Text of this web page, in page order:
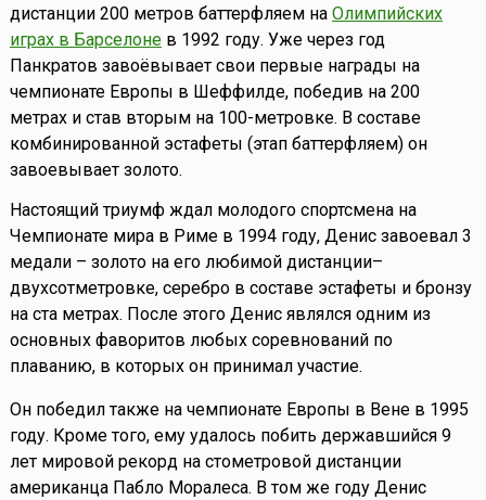
дистанции 200 метров баттерфляем на Олимпийских
играх в Барселонев 1992 году. Уже через год
Панкратов завоёвывает свои первые награды на
чемпионате Европы в Шеффилде, победив на 200
метрах и став вторым на 100-метровке. В составе
комбинированной эстафеты (этап баттерфляем) он
завоевывает золото.
Настоящий триумф ждал молодого спортсмена на
Чемпионате мира в Риме в 1994 году, Денис завоевал 3
медали – золото на его любимой дистанции–
двухсотметровке, серебро в составе эстафеты и бронзу
на ста метрах. После этого Денис являлся одним из
основных фаворитов любых соревнований по
плаванию, в которых он принимал участие.
Он победил также на чемпионате Европы в Вене в 1995
году. Кроме того, ему удалось побить державшийся 9
лет мировой рекорд на стометровой дистанции
американца Пабло Моралеса. В том же году Денис